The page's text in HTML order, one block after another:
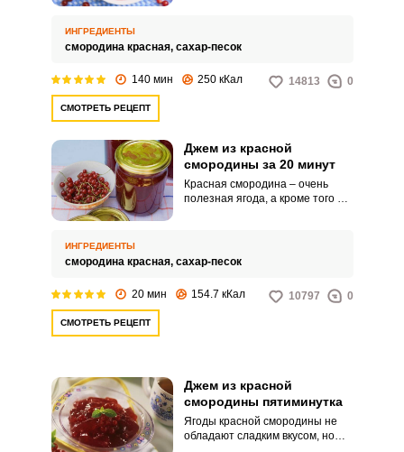
приготовления данного
лакомства. Джем из красной
кисло-сладкий вкус придется по
ИНГРЕДИЕНТЫ
смородина красная, сахар-песок
140 мин 250 кКал 14813 0
СМОТРЕТЬ РЕЦЕПТ
Джем из красной
смородины за 20 минут
Красная смородина – очень
полезная ягода, а кроме того и
на зиму.
ИНГРЕДИЕНТЫ
смородина красная, сахар-песок
20 мин 154.7 кКал 10797 0
СМОТРЕТЬ РЕЦЕПТ
Джем из красной
смородины пятиминутка
Ягоды красной смородины не
обладают сладким вкусом, но